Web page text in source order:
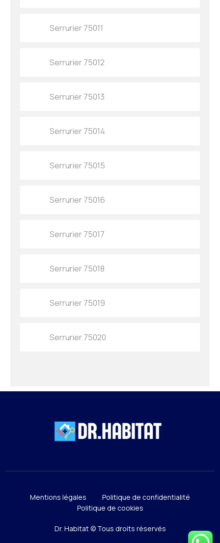
Serrurier 75011
Serrurier 75012
Serrurier 75013
Serrurier 75014
Serrurier 75015
Serrurier 75016
Serrurier 75017
Serrurier 75018
Serrurier 75019
Serrurier 75020
Dr. Habitat © Tous droits réservés
Mentions légales
Politique de confidentialité
Politique de cookies